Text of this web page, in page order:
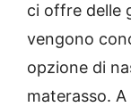
ci offre delle
vengono
opzione di
materasso.